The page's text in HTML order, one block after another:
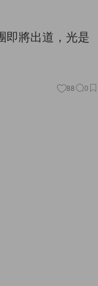
即將出道，光是
88 0